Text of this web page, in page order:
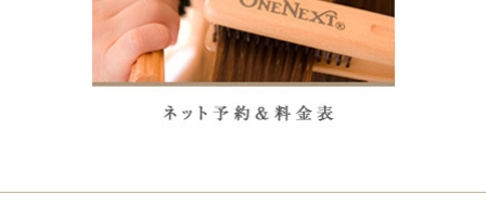
髪に張りがある感じがします。
そして手触りがいい!
乾かすだけでツルンとした触感になり、広が
これから頭皮にも髪にも有り難くない季節が
メントで夏の置き土産を掃除するのもあり、